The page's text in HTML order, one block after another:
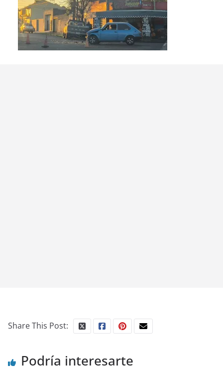
Share This Post:
Podría interesarte